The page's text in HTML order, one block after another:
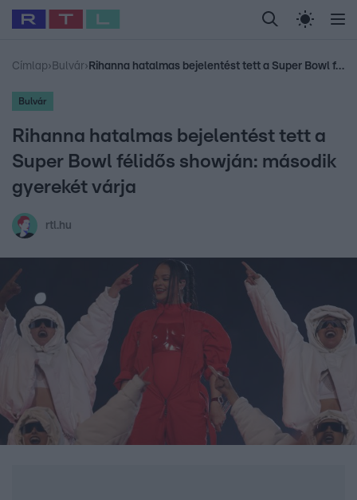
Legfrissebb RTL Híradó Randi Celeb vagyok,
Babits Marcella Most Wanted Gallusz
Címlap› Bulvár› Rihanna hatalmas bejelentést tett a Super Bowl félidős showján: második gyerekét várja
Bulvár
Rihanna hatalmas bejelentést tett a
Super Bowl félidős showján: második
gyerekét várja
rtl.hu